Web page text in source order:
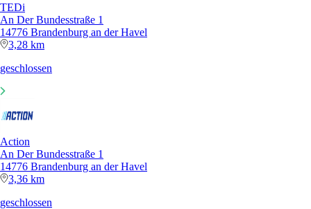
TEDi
An Der Bundesstraße 1
14776 Brandenburg an der Havel
3,28 km
geschlossen
Action
An Der Bundesstraße 1
14776 Brandenburg an der Havel
3,36 km
geschlossen